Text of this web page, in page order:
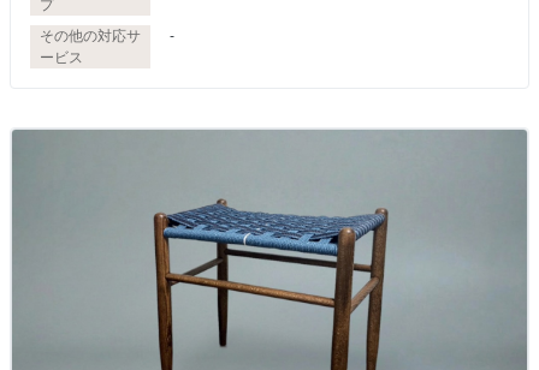
プ
その他の対応サ
ービス
-